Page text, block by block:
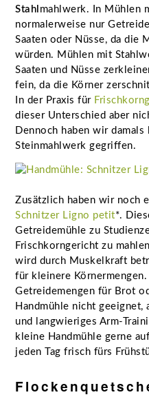
Stahl mahlwerk. In Mühlen
normalerweise nur
Saaten oder Nüsse, da die
würden. Mühlen mit
Saaten und Nüsse
fein, da die Körner
In der Praxis für
dieser Unterschied aber
Dennoch haben wir
Steinmahlwerk gegriffen.
Zusätzlich haben wir noch
Schnitzer Ligno petit*.
Getreidemühle zu
Frischkorngericht zu
wird durch Muskelkraft
für kleinere
Getreidemengen für Brot
Handmühle nicht
und langwieriges Arm-
kleine Handmühle gerne
jeden Tag frisch fürs